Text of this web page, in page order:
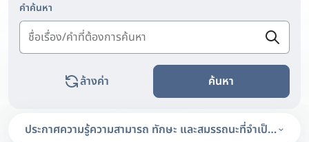
คำค้นหา
ล้างค่า ค้นหา
ประกาศความรู้ความสามารถ ทักษะ และสมรรถนะที่จำเป็นสำ